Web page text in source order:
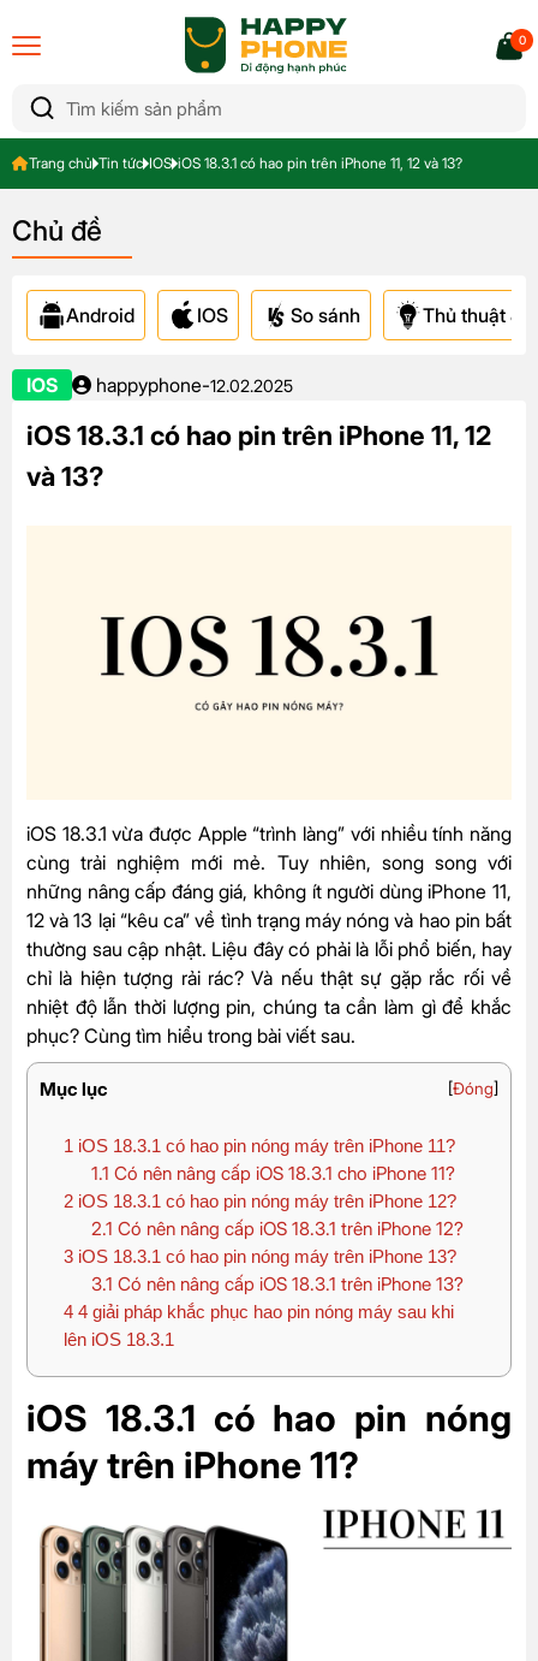
0
Trang chủ Tin tức IOS iOS 18.3.1 có hao pin trên iPhone 11, 12 và 13?
Chủ đề
Android IOS So sánh Thủ thuật &
IOS happyphone-12.02.2025
iOS 18.3.1 có hao pin trên iPhone 11, 12
và 13?
iOS 18.3.1 vừa được Apple “trình làng” với nhiều tính năng
cùng trải nghiệm mới mẻ. Tuy nhiên, song song với
những nâng cấp đáng giá, không ít người dùng iPhone 11,
12 và 13 lại “kêu ca” về tình trạng máy nóng và hao pin bất
thường sau cập nhật. Liệu đây có phải là lỗi phổ biến, hay
chỉ là hiện tượng rải rác? Và nếu thật sự gặp rắc rối về
nhiệt độ lẫn thời lượng pin, chúng ta cần làm gì để khắc
phục? Cùng tìm hiểu trong bài viết sau.
Mục lục [Đóng]
1 iOS 18.3.1 có hao pin nóng máy trên iPhone 11?
1.1 Có nên nâng cấp iOS 18.3.1 cho iPhone 11?
2 iOS 18.3.1 có hao pin nóng máy trên iPhone 12?
2.1 Có nên nâng cấp iOS 18.3.1 trên iPhone 12?
3 iOS 18.3.1 có hao pin nóng máy trên iPhone 13?
3.1 Có nên nâng cấp iOS 18.3.1 trên iPhone 13?
4 4 giải pháp khắc phục hao pin nóng máy sau khi
lên iOS 18.3.1
iOS 18.3.1 có hao pin nóng
máy trên iPhone 11?